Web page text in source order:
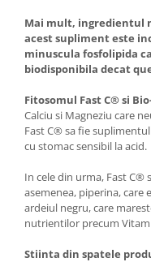
Mai mult, ingredientul
acest supliment este
minuscula fosfolipida
biodisponibila decat
Fitosomul Fast C® si
Calciu si Magneziu care
Fast C® sa fie
cu stomac sensibil la acid.
In cele din urma, Fast C®
asemenea, piperina, care
ardeiul negru, care
nutrientilor precum
Stiinta din spatele